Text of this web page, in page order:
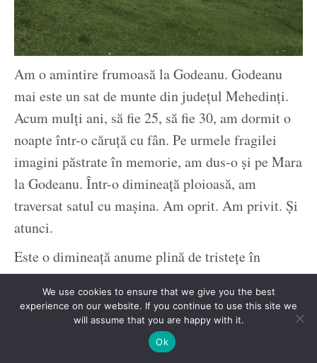
Am o amintire frumoasă la Godeanu. Godeanu
mai este un sat de munte din județul Mehedinți.
Acum mulți ani, să fie 25, să fie 30, am dormit o
noapte într-o căruță cu fân. Pe urmele fragilei
imagini păstrate în memorie, am dus-o și pe Mara
la Godeanu. Într-o dimineață ploioasă, am
traversat satul cu mașina. Am oprit. Am privit. Și
atunci.
Este o dimineață anume plină de tristețe în
copilăria mea. Mă refer la zorii zilei când mă
trezeam, priveam peste gardul bunicilor, iar acolo
zăcea muribund circul. Aproape dispărut,
scheletul demonstra o fostă prezență. Reveneam
We use cookies to ensure that we give you the best
experience on our website. If you continue to use this site we
will assume that you are happy with it.
Ok